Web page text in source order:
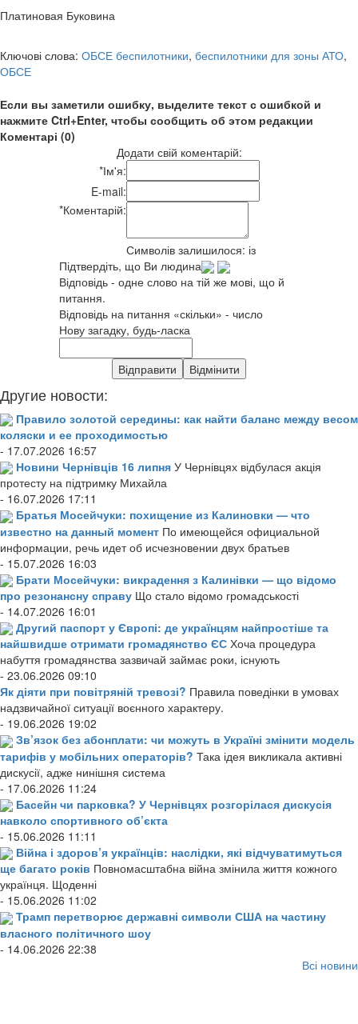
Платиновая Буковина
Ключові слова: ОБСЕ беспилотники, беспилотники для зоны АТО,
ОБСЕ
Если вы заметили ошибку, выделите текст с ошибкой и
нажмите Ctrl+Enter, чтобы сообщить об этом редакции
Коментарі (0)
Додати свій коментарій:
*Ім'я:
E-mail:
*Коментарій:
Символів залишилося: із
Підтвердіть, що Ви людина
Відповідь - одне слово на тій же мові, що й
питання.
Відповідь на питання «скільки» - число
Нову загадку, будь-ласка
Другие новости:
Правило золотой середины: как найти баланс между весом
коляски и ее проходимостью
- 17.07.2026 16:57
Новини Чернівців 16 липня У Чернівцях відбулася акція
протесту на підтримку Михайла
- 16.07.2026 17:11
Братья Мосейчуки: похищение из Калиновки — что
известно на данный момент По имеющейся официальной
информации, речь идет об исчезновении двух братьев
- 15.07.2026 16:03
Брати Мосейчуки: викрадення з Калинівки — що відомо
про резонансну справу Що стало відомо громадськості
- 14.07.2026 16:01
Другий паспорт у Європі: де українцям найпростіше та
найшвидше отримати громадянство ЄС Хоча процедура
набуття громадянства зазвичай займає роки, існують
- 23.06.2026 09:10
Як діяти при повітряній тревозі? Правила поведінки в умовах
надзвичайної ситуації воєнного характеру.
- 19.06.2026 19:02
Зв’язок без абонплати: чи можуть в Україні змінити модель
тарифів у мобільних операторів? Така ідея викликала активні
дискусії, адже нинішня система
- 17.06.2026 11:24
Басейн чи парковка? У Чернівцях розгорілася дискусія
навколо спортивного об’єкта
- 15.06.2026 11:11
Війна і здоров’я українців: наслідки, які відчуватимуться
ще багато років Повномасштабна війна змінила життя кожного
українця. Щоденні
- 15.06.2026 11:02
Трамп перетворює державні символи США на частину
власного політичного шоу
- 14.06.2026 22:38
Всі новини